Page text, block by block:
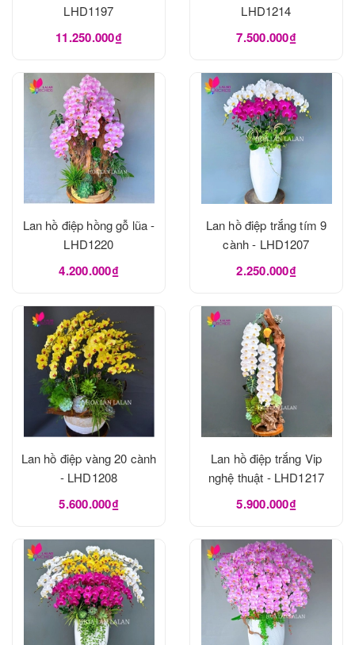
LHD1197
11.250.000₫
LHD1214
7.500.000₫
Lan hồ điệp hồng gỗ lũa -
LHD1220
4.200.000₫
Lan hồ điệp trắng tím 9
cành - LHD1207
2.250.000₫
Lan hồ điệp vàng 20 cành
- LHD1208
5.600.000₫
Lan hồ điệp trắng Vip
nghệ thuật - LHD1217
5.900.000₫